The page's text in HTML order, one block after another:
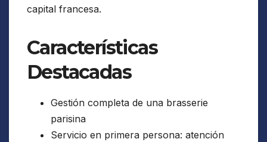
capital francesa.
Características
Destacadas
Gestión completa de una brasserie
parisina
Servicio en primera persona: atención